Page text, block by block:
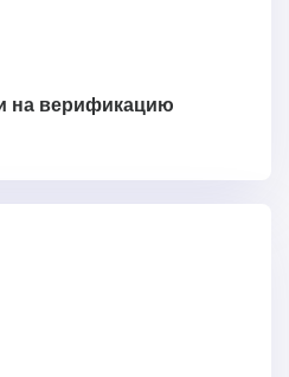
на верификацию